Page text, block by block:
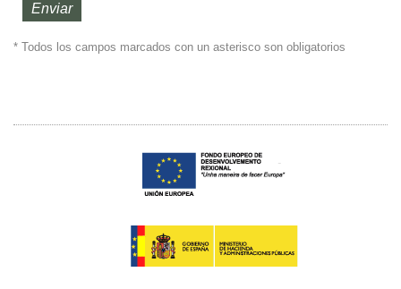
* Todos los campos marcados con un asterisco son obligatorios